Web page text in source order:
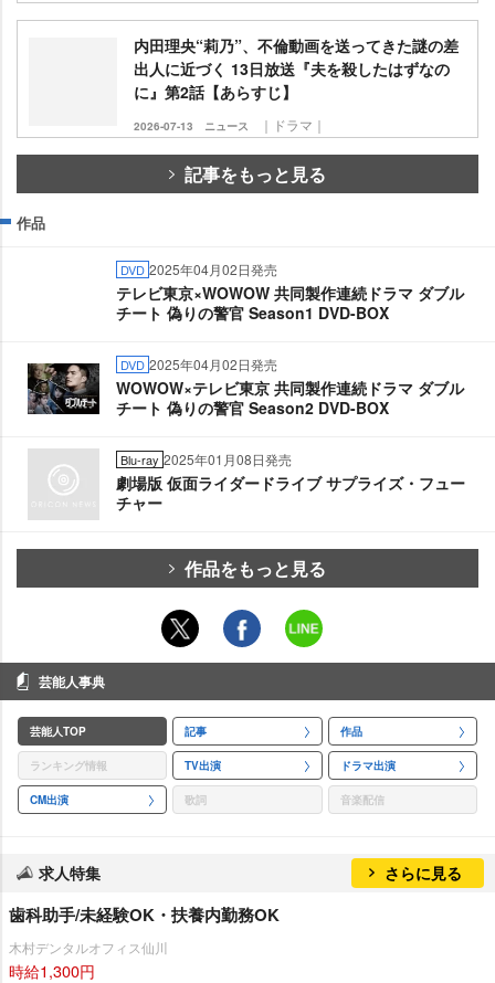
内田理央“莉乃”、不倫動画を送ってきた謎の差
出人に近づく 13日放送『夫を殺したはずなの
に』第2話【あらすじ】
2026-07-13 ニュース ｜ドラマ｜
記事をもっと見る
作品
DVD 2025年04月02日発売
テレビ東京×WOWOW 共同製作連続ドラマ ダブル
チート 偽りの警官 Season1 DVD-BOX
DVD 2025年04月02日発売
WOWOW×テレビ東京 共同製作連続ドラマ ダブル
チート 偽りの警官 Season2 DVD-BOX
Blu-ray 2025年01月08日発売
劇場版 仮面ライダードライブ サプライズ・フュー
チャー
作品をもっと見る
芸能人事典
芸能人TOP 記事 作品
ランキング情報 TV出演 ドラマ出演
CM出演 歌詞 音楽配信
求人特集 さらに見る
歯科助手/未経験OK・扶養内勤務OK
木村デンタルオフィス仙川
時給1,300円